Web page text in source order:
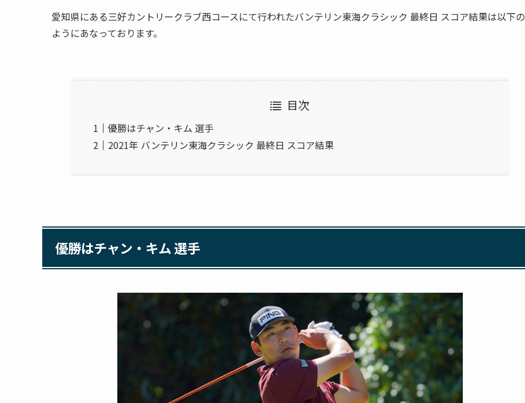
愛知県にある三好カントリークラブ西コースにて行われたバンテリン東海クラシック 最終日 スコア結果は以下の
ようにあなっております。
目次
優勝はチャン・キム 選手
2021年 バンテリン東海クラシック 最終日 スコア結果
優勝はチャン・キム 選手